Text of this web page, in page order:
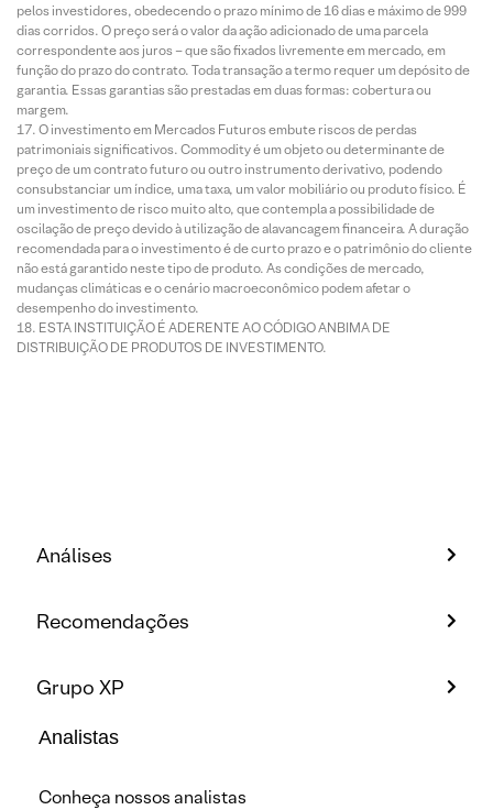
pelos investidores, obedecendo o prazo mínimo de 16 dias e máximo de 999
dias corridos. O preço será o valor da ação adicionado de uma parcela
correspondente aos juros – que são fixados livremente em mercado, em
função do prazo do contrato. Toda transação a termo requer um depósito de
garantia. Essas garantias são prestadas em duas formas: cobertura ou
margem.
O investimento em Mercados Futuros embute riscos de perdas
patrimoniais significativos. Commodity é um objeto ou determinante de
preço de um contrato futuro ou outro instrumento derivativo, podendo
consubstanciar um índice, uma taxa, um valor mobiliário ou produto físico. É
um investimento de risco muito alto, que contempla a possibilidade de
oscilação de preço devido à utilização de alavancagem financeira. A duração
recomendada para o investimento é de curto prazo e o patrimônio do cliente
não está garantido neste tipo de produto. As condições de mercado,
mudanças climáticas e o cenário macroeconômico podem afetar o
desempenho do investimento.
ESTA INSTITUIÇÃO É ADERENTE AO CÓDIGO ANBIMA DE
DISTRIBUIÇÃO DE PRODUTOS DE INVESTIMENTO.
Análises
Recomendações
Grupo XP
Analistas
Conheça nossos analistas